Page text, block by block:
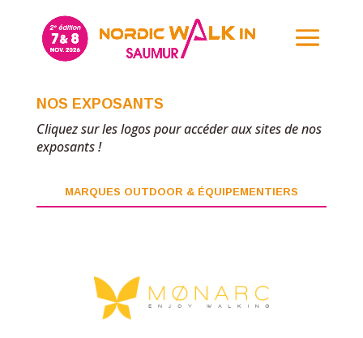
NOS EXPOSANTS
Cliquez sur les logos pour accéder aux sites de nos
exposants !
MARQUES OUTDOOR & ÉQUIPEMENTIERS